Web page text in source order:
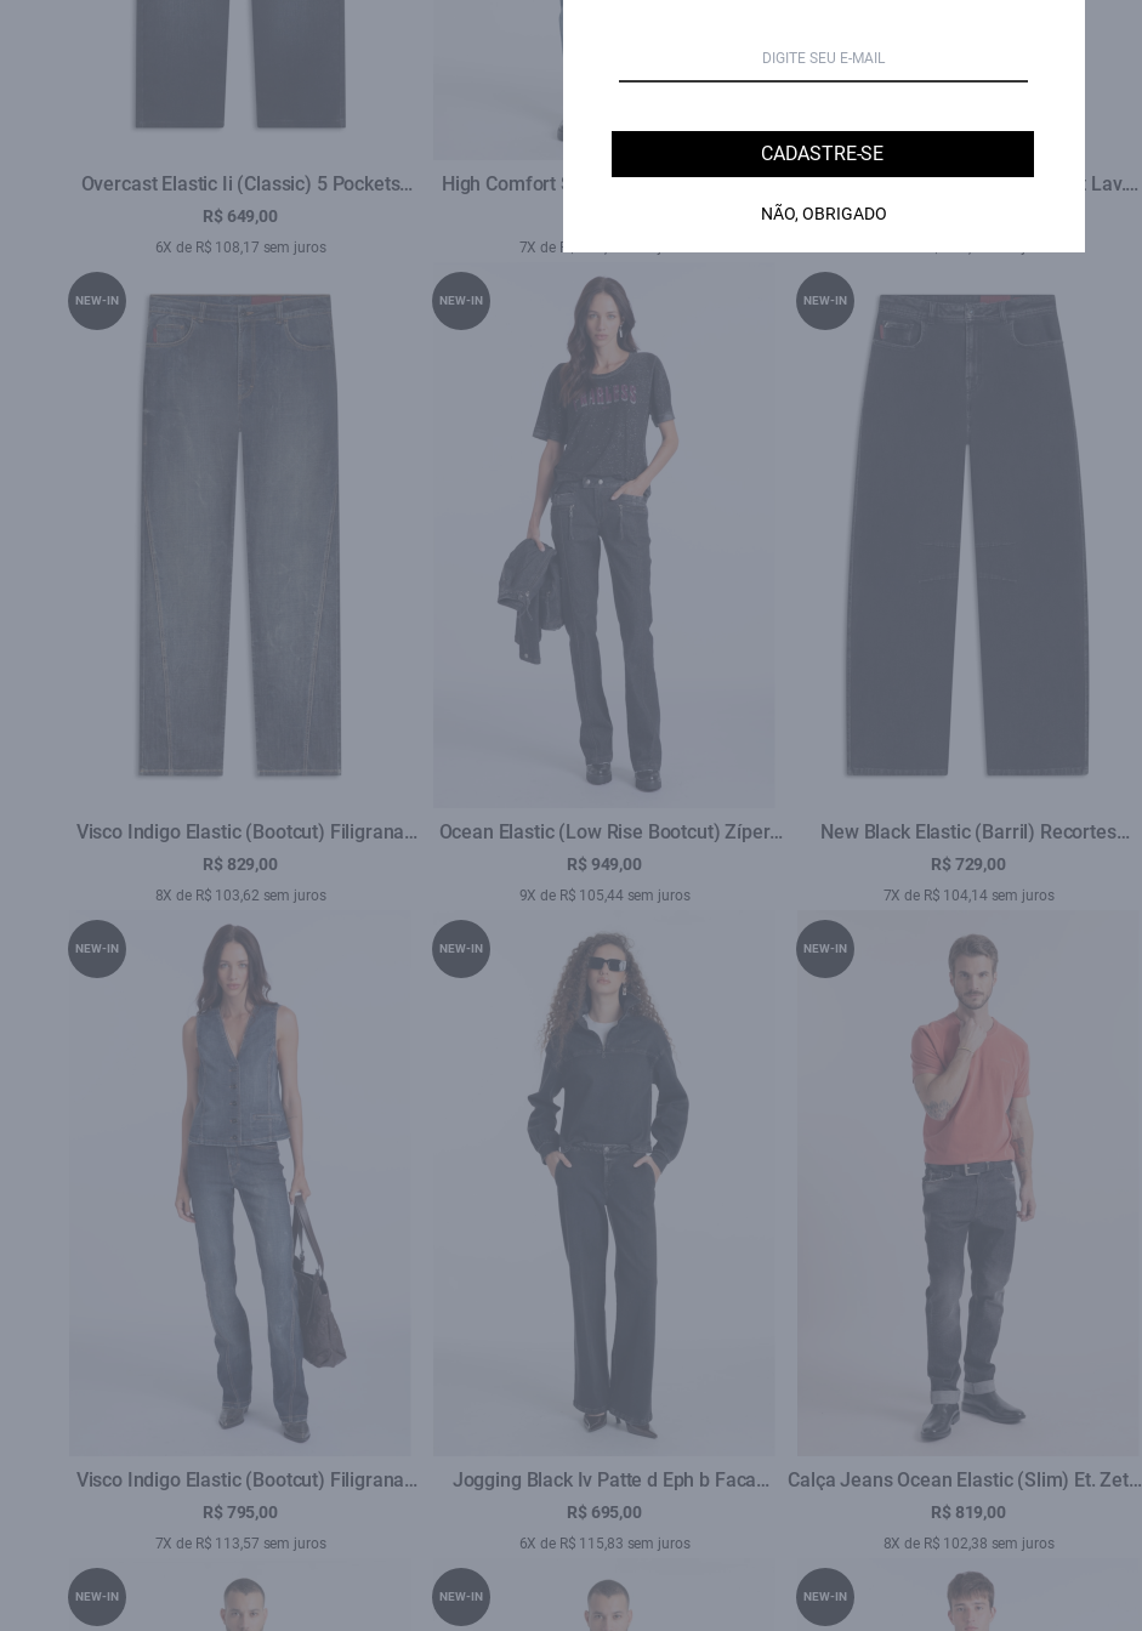
Overcast Elastic Ii (Classic) 5 Pockets
Lav.Escuro C/ Used
R$ 649,00
6X de R$ 108,17 sem juros
High Comfort Stretch (Slim) 5 Pockets
7X de R$ 108,43 sem juros
New Black Elastic (Slim) Dual Fit Lav.
Visco Indigo Elastic (Bootcut) Filigrana
Lav. Escuro C/ Rede
R$ 829,00
8X de R$ 103,62 sem juros
NEW-IN
Ocean Elastic (Low Rise Bootcut) Zíper
Lav.Black Com Resina
R$ 949,00
9X de R$ 105,44 sem juros
NEW-IN
New Black Elastic (Barril) Recortes
Lav.Black C/ Luva
R$ 729,00
7X de R$ 104,14 sem juros
NEW-IN
Visco Indigo Elastic (Bootcut) Filigrana
Lav. Escuro C/ Rede
R$ 795,00
7X de R$ 113,57 sem juros
NEW-IN
Jogging Black Iv Patte d Eph b Faca
Lav.Escuro C/ Luva
R$ 695,00
6X de R$ 115,83 sem juros
NEW-IN
Calça Jeans Ocean Elastic (Slim) Et. Zetex
Lav.Black Com Resina
R$ 819,00
8X de R$ 102,38 sem juros
NEW-IN
NEW-IN NEW-IN NEW-IN
CADASTRE-SE
NÃO, OBRIGADO